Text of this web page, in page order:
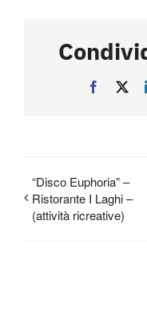
Facebook
“Disco Euphoria” –
Ristorante I Laghi –
(attività ricreative)